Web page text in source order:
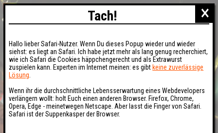
×
Tach!
Hallo lieber Safari-Nutzer. Wenn Du dieses Popup wieder und wieder
siehst: es liegt an Safari. Ich habe jetzt mehr als lang genug recherchiert,
wie ich Safari die Cookies häppchengerecht und als Extrawurst
zuspielen kann. Experten im Internet meinen: es gibt keine zuverlässige
Lösung
Wenn ihr die durchschnittliche Lebensserwartung eines Webdevelopers
verlängern wollt: holt Euch einen anderen Browser. Firefox, Chrome,
Opera, Edge - meinetwegen Netscape. Aber lasst die Finger von Safari.
Safari ist der Suppenkasper der Browser.